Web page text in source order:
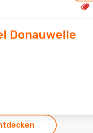
Donauwelle